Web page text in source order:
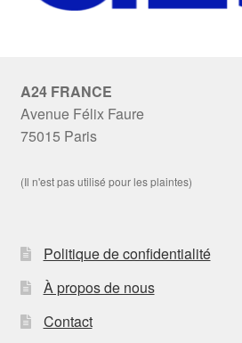
A24 FRANCE
Avenue Félix Faure
75015 Paris
(Il n'est pas utilisé pour les plaintes)
Politique de confidentialité
À propos de nous
Contact